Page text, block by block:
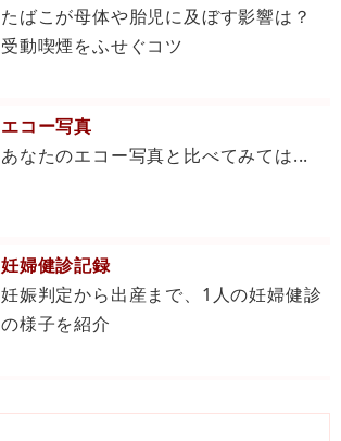
たばこが母体や胎児に及ぼす影響は？
受動喫煙をふせぐコツ
エコー写真
あなたのエコー写真と比べてみては...
妊婦健診記録
妊娠判定から出産まで、1人の妊婦健診
の様子を紹介